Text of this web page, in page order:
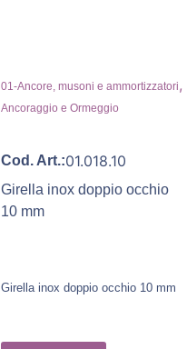
01-Ancore, musoni e ammortizzatori,
Ancoraggio e Ormeggio
Cod. Art.:01.018.10
Girella inox doppio occhio
10 mm
Girella inox doppio occhio 10 mm